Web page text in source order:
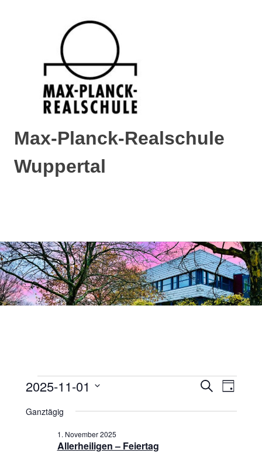
Zum
Inhalt
springen
Max-Planck-Realschule
Wuppertal
Veranstaltungen
für
Suche
SUCHE
TAG
2025-11-01
wählen.
Ganztägig
Allerheiligen – Feiertag
1. November 2025